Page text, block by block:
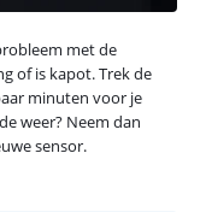
met de
of is kapot. Trek de
minuten voor je
weer? Neem dan
sensor.